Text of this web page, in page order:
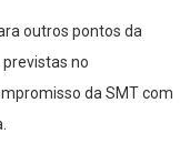
outros pontos da
no
da SMT com